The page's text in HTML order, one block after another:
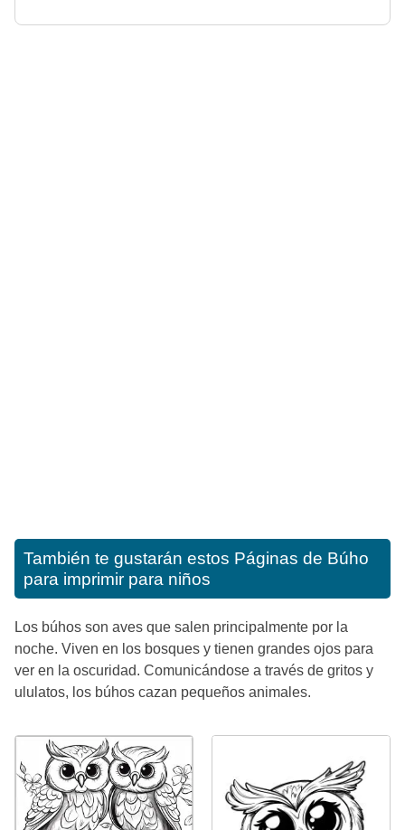
También te gustarán estos Páginas de Búho
para imprimir para niños
Los búhos son aves que salen principalmente por la
noche. Viven en los bosques y tienen grandes ojos para
ver en la oscuridad. Comunicándose a través de gritos y
ululatos, los búhos cazan pequeños animales.